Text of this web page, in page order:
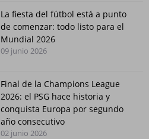
La fiesta del fútbol está a punto
de comenzar: todo listo para el
Mundial 2026
09 junio 2026
Final de la Champions League
2026: el PSG hace historia y
conquista Europa por segundo
año consecutivo
02 junio 2026